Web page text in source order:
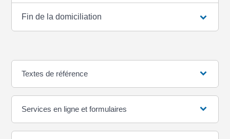
Fin de la domiciliation
Textes de référence
Services en ligne et formulaires